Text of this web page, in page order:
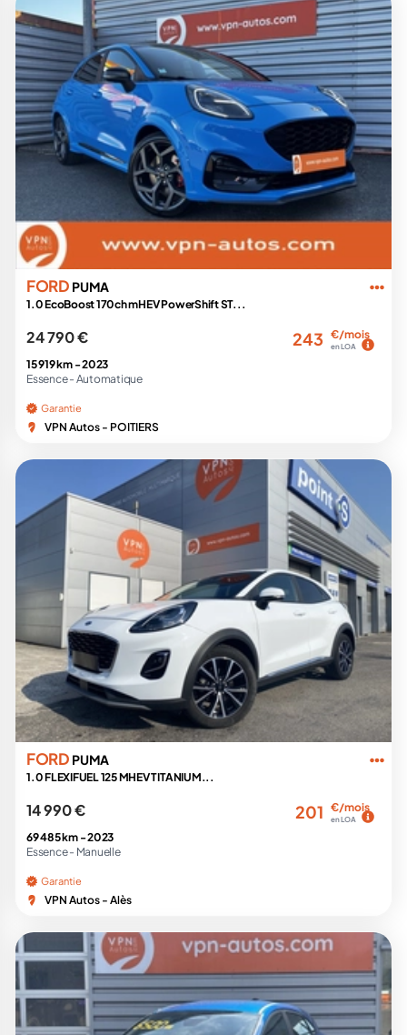
FORD PUMA
1.0 EcoBoost 170ch mHEV PowerShift ST...
24 790 € 243 €/mois
en LOA
15 919 km -2023
Essence - Automatique
Garantie
VPN Autos - POITIERS
FORD PUMA
1.0 FLEXIFUEL 125 MHEV TITANIUM...
14 990 € 201 €/mois
en LOA
69 485 km -2023
Essence - Manuelle
Garantie
VPN Autos - Alès